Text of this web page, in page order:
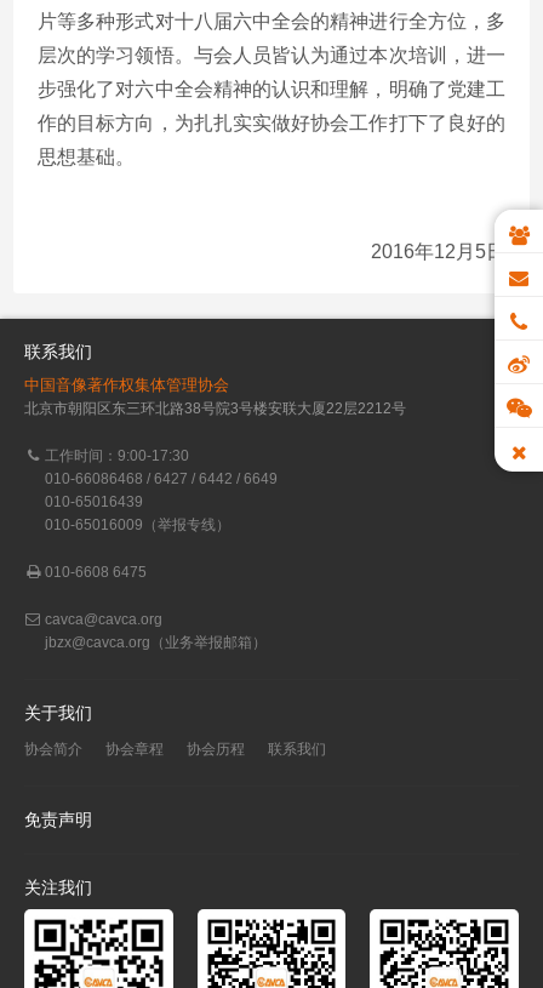
片等多种形式对十八届六中全会的精神进行全方位，多
层次的学习领悟。与会人员皆认为通过本次培训，进一
步强化了对六中全会精神的认识和理解，明确了党建工
作的目标方向，为扎扎实实做好协会工作打下了良好的
思想基础。
2016年12月5日
联系我们
中国音像著作权集体管理协会
北京市朝阳区东三环北路38号院3号楼安联大厦22层2212号
工作时间：9:00-17:30
010-66086468 / 6427 / 6442 / 6649
010-65016439
010-65016009（举报专线）
010-6608 6475
cavca@cavca.org
jbzx@cavca.org （业务举报邮箱）
关于我们
协会简介 协会章程 协会历程 联系我们
免责声明
关注我们